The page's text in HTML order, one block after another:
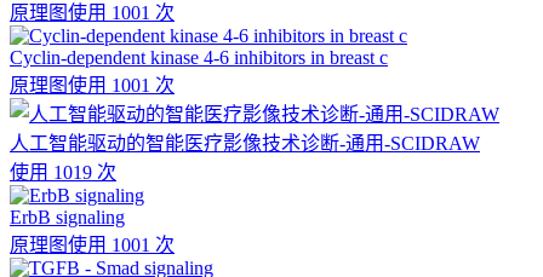
原理图使用 1001 次
Cyclin-dependent kinase 4-6 inhibitors in breast c
原理图使用 1001 次
人工智能驱动的智能医疗影像技术诊断-通用-SCIDRAW
使用 1019 次
ErbB signaling
原理图使用 1001 次